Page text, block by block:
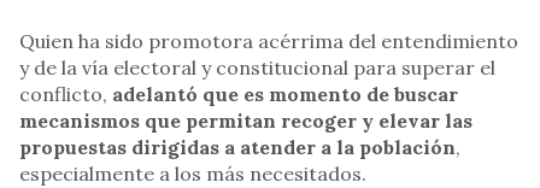
Quien ha sido promotora acérrima del entendimiento
y de la vía electoral y constitucional para superar el
conflicto, adelantó que es momento de buscar
mecanismos que permitan recoger y elevar las
propuestas dirigidas a atender a la población,
especialmente a los más necesitados.